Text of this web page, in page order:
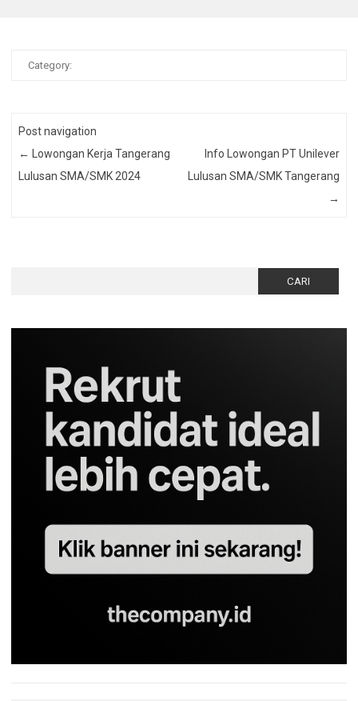
Category:
Post navigation
←
Lowongan Kerja Tangerang
Lulusan SMA/SMK 2024
Info Lowongan PT Unilever
Lulusan SMA/SMK Tangerang
→